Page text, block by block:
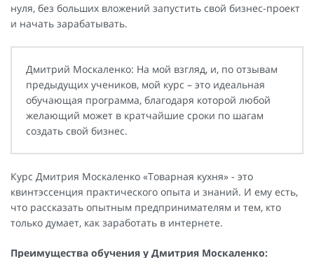
нуля, без больших вложений запустить свой бизнес-проект
и начать зарабатывать.
Дмитрий Москаленко: На мой взгляд, и, по отзывам
предыдущих учеников, мой курс – это идеальная
обучающая программа, благодаря которой любой
желающий может в кратчайшие сроки по шагам
создать свой бизнес.
Курс Дмитрия Москаленко «Товарная кухня» - это
квинтэссенция практического опыта и знаний. И ему есть,
что рассказать опытным предпринимателям и тем, кто
только думает, как заработать в интернете.
Преимущества обучения у Дмитрия Москаленко: